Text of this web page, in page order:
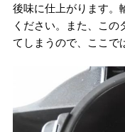
後味に仕上がります。
ください。また、こ
てしまうので、ここで